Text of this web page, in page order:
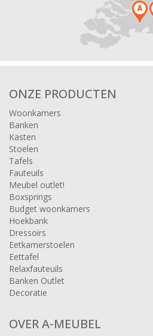
ONZE PRODUCTEN
Woonkamers
Banken
Kasten
Stoelen
Tafels
Fauteuils
Meubel outlet!
Boxsprings
Budget woonkamers
Hoekbank
Dressoirs
Eetkamerstoelen
Eettafel
Relaxfauteuils
Banken Outlet
Decoratie
OVER A-MEUBEL